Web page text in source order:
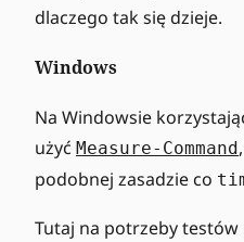
dlaczego tak się dzieje.
Windows
Na Windowsie
użyć Measure-Command
podobnej zasadzie co
Tutaj na potrzeby testów